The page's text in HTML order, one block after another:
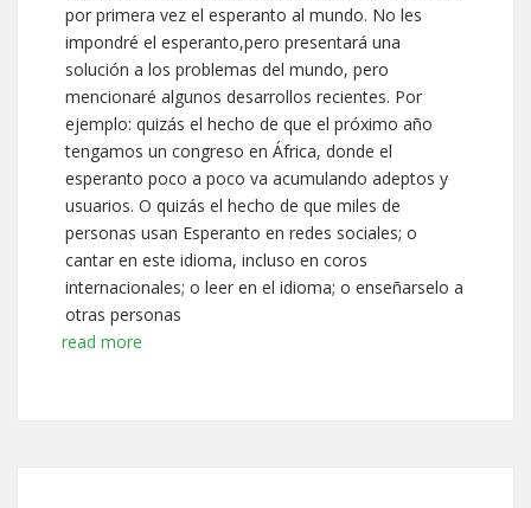
por primera vez el esperanto al mundo. No les
impondré el esperanto,pero presentará una
solución a los problemas del mundo, pero
mencionaré algunos desarrollos recientes. Por
ejemplo: quizás el hecho de que el próximo año
tengamos un congreso en África, donde el
esperanto poco a poco va acumulando adeptos y
usuarios. O quizás el hecho de que miles de
personas usan Esperanto en redes sociales; o
cantar en este idioma, incluso en coros
internacionales; o leer en el idioma; o enseñarselo a
otras personas
read more